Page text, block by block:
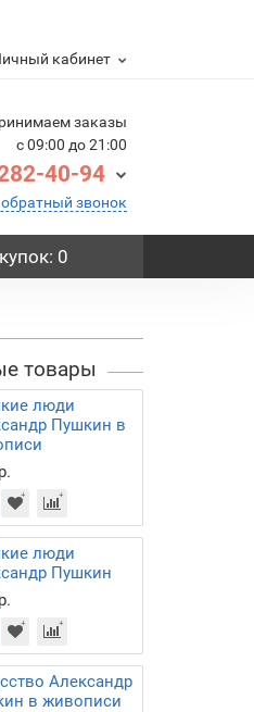
кабинет
заказы
с 09:00 до 21:00
40-94
звонок
: 0
товары
люди
Пушкин в
люди
Пушкин
Александр
в живописи